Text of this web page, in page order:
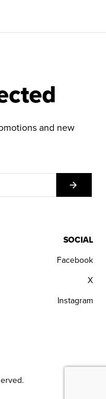
and new
SOCIAL
Facebook
X
Instagram